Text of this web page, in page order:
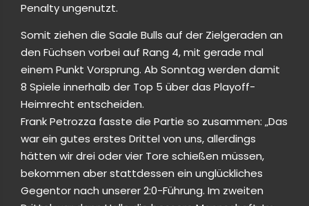
Penalty ungenutzt.
Somit ziehen die Saale Bulls auf der Zielgeraden an
den Füchsen vorbei auf Rang 4, mit gerade mal
einem Punkt Vorsprung. Ab Sonntag werden damit
8 Spiele innerhalb der Top 5 über das Playoff-
Heimrecht entscheiden.
Frank Petrozza fasste die Partie so zusammen: „Das
war ein gutes erstes Drittel von uns, allerdings
hätten wir drei oder vier Tore schießen müssen,
bekommen aber stattdessen ein unglückliches
Gegentor nach unserer 2:0-Führung. Im zweiten